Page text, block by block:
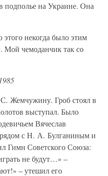
подполье на Украине. Она
некогда было этим
Мой чемоданчик так со
Жемчужину. Гроб стоял в
выступал. Было
Вячеслав
с Н. А. Булганиным и
Гимн Советского Союза:
не будут…» –
– утешил его